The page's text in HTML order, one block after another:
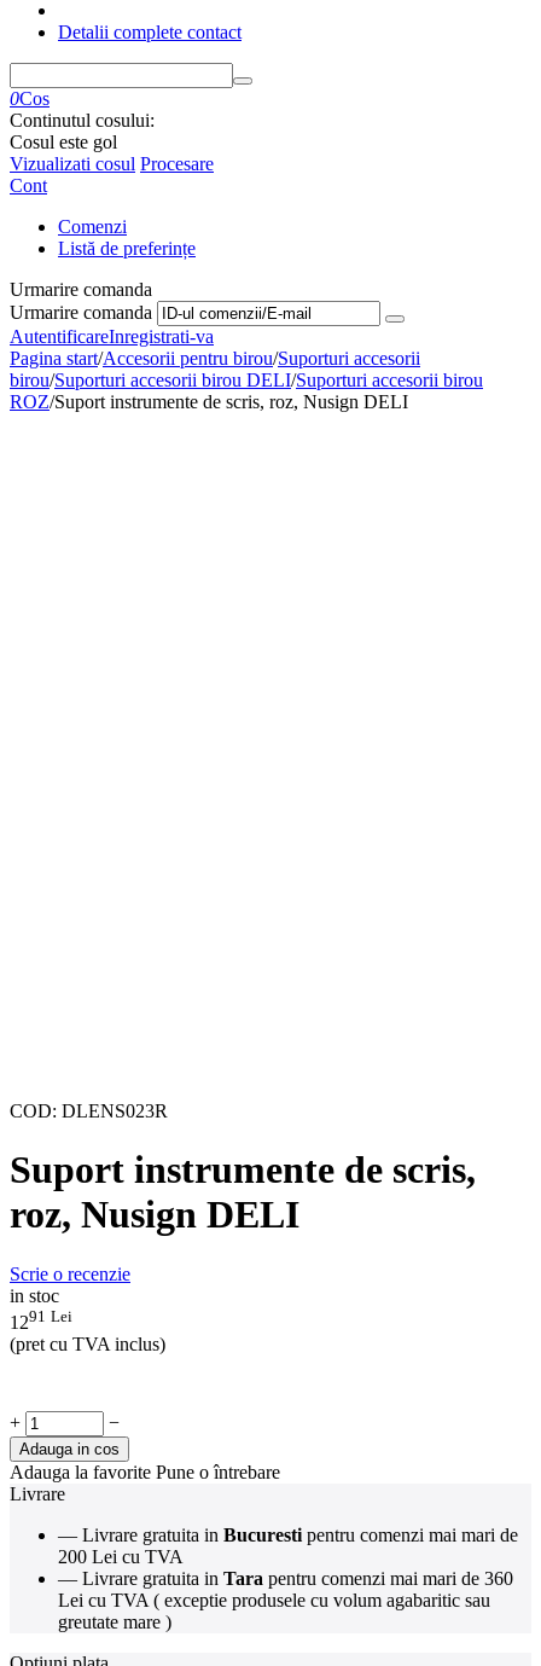
Detalii complete contact
0Cos
Continutul cosului:
Cosul este gol
Vizualizati cosul Procesare
Cont
Comenzi
Listă de preferințe
Urmarire comanda
Urmarire comanda
AutentificareInregistrati-va
Pagina start/Accesorii pentru birou/Suporturi accesorii
birou/Suporturi accesorii birou DELI/Suporturi accesorii birou
ROZ/Suport instrumente de scris, roz, Nusign DELI
COD: DLENS023R
Suport instrumente de scris,
roz, Nusign DELI
Scrie o recenzie
in stoc
1291 Lei
(pret cu TVA inclus)
+ −
Adauga in cos
Adauga la favorite Pune o întrebare
Livrare
— Livrare gratuita in Bucuresti pentru comenzi mai mari de
200 Lei cu TVA
— Livrare gratuita in Tara pentru comenzi mai mari de 360
Lei cu TVA ( exceptie produsele cu volum agabaritic sau
greutate mare )